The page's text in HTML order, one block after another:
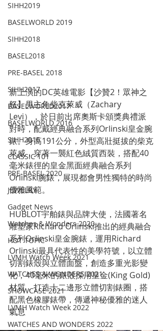
SIHH2019
BASELWORLD 2019
SIHH2018
BASEL2018
PRE-BASEL 2018
SIHH2017
BASELWORLD2017
BASELWORLD 2016
SIHH2016
CLASSIC 101
PRE-BASEL 2020
JEWELRY
Gadget News
Watches & Wonders 2020
HOT TOPIC
LVMH Watch Week 2021
WATCHES & WONDERS 2021
SHOWCASE 2021
LVMH Watch Week 2022
WATCHES AND WONDERS 2022
新上演的DC英雄電影【沙贊2！眾神之
怒】男主角柴克萊威（Zachary
Levi），於日前出席奧斯卡頒獎典禮派
對時，配戴經典融合系列Orlinski皇金腕
錶。身高191公分，外型高壯挺拔的柴克
萊威，穿著一襲紅色絨質西裝，搭配40
毫米錶徑的皇金黑面經典融合系列
Orlinski腕錶，展現都會男性獨特的時尚
優雅風範。
HUBLOT宇舶錶與品牌大使，法國著名
雕塑家Richard Orlinski推出的經典融合
系列Orlinski皇金腕錶，運用Richard
Orlinski最具代表性的美學符號，以立體
切割錶殼與立體面盤，創造多重光影變
化，40毫米的錶殼採用皇金(King Gold)
材質，打造十二邊形立體切割錶圈，搭
配黑色橡膠錶帶，傳遞神秘優雅的迷人
氣息